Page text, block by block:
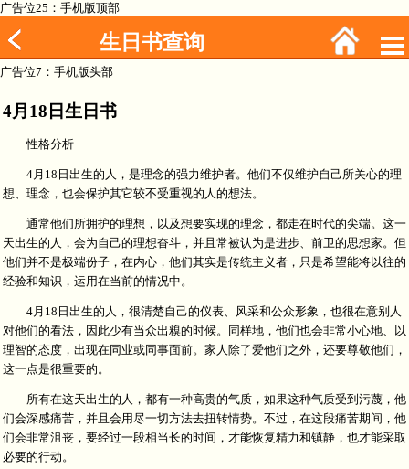
广告位25：手机版顶部
生日书查询
广告位7：手机版头部
4月18日生日书
性格分析
4月18日出生的人，是理念的强力维护者。他们不仅维护自己所关心的理
想、理念，也会保护其它较不受重视的人的想法。
通常他们所拥护的理想，以及想要实现的理念，都走在时代的尖端。这一
天出生的人，会为自己的理想奋斗，并且常被认为是进步、前卫的思想家。但
他们并不是极端份子，在内心，他们其实是传统主义者，只是希望能将以往的
经验和知识，运用在当前的情况中。
4月18日出生的人，很清楚自己的仪表、风采和公众形象，也很在意别人
对他们的看法，因此少有当众出糗的时候。同样地，他们也会非常小心地、以
理智的态度，出现在同业或同事面前。家人除了爱他们之外，还要尊敬他们，
这一点是很重要的。
所有在这天出生的人，都有一种高贵的气质，如果这种气质受到污蔑，他
们会深感痛苦，并且会用尽一切方法去扭转情势。不过，在这段痛苦期间，他
们会非常沮丧，要经过一段相当长的时间，才能恢复精力和镇静，也才能采取
必要的行动。